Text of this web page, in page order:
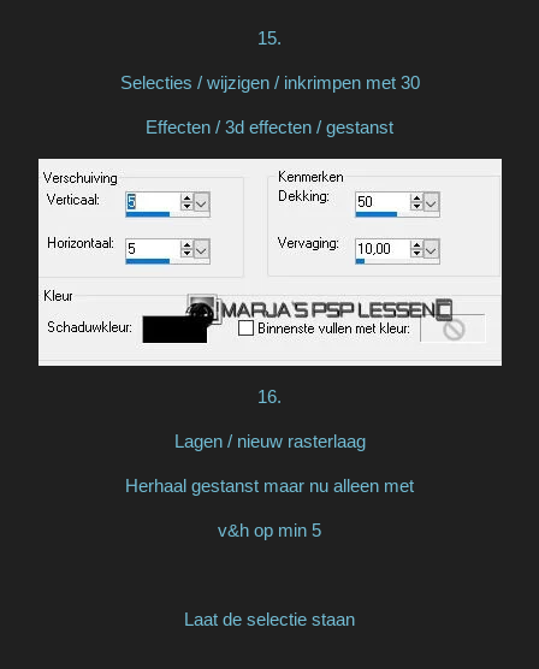
15.
Selecties / wijzigen / inkrimpen met 30
Effecten / 3d effecten / gestanst
16.
Lagen / nieuw rasterlaag
Herhaal gestanst maar nu alleen met
v&h op min 5
Laat de selectie staan